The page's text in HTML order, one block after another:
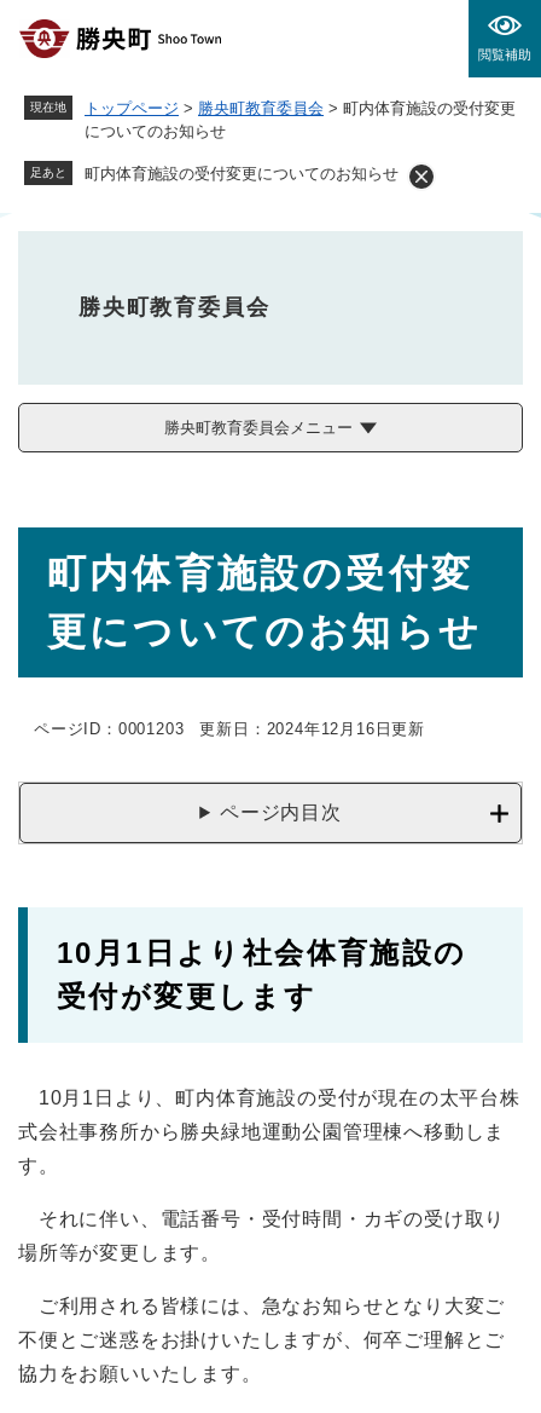
閲覧補助
現在地 トップページ > 勝央町教育委員会 > 町内体育施設の受付変更
についてのお知らせ
足あと 町内体育施設の受付変更についてのお知らせ
勝央町教育委員会
勝央町教育委員会メニュー
町内体育施設の受付変
更についてのお知らせ
ページID：0001203 更新日：2024年12月16日更新
ページ内目次
10月1日より社会体育施設の
受付が変更します
10月1日より、町内体育施設の受付が現在の太平台株
式会社事務所から勝央緑地運動公園管理棟へ移動しま
す。
それに伴い、電話番号・受付時間・カギの受け取り
場所等が変更します。
ご利用される皆様には、急なお知らせとなり大変ご
不便とご迷惑をお掛けいたしますが、何卒ご理解とご
協力をお願いいたします。